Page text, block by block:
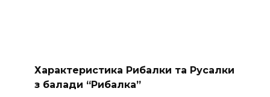
Характеристика Рибалки та Русалки
з балади “Рибалка”